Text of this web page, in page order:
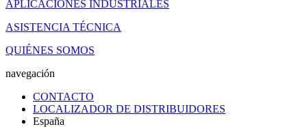
APLICACIONES INDUSTRIALES
ASISTENCIA TÉCNICA
QUIÉNES SOMOS
navegación
CONTACTO
LOCALIZADOR DE DISTRIBUIDORES
España